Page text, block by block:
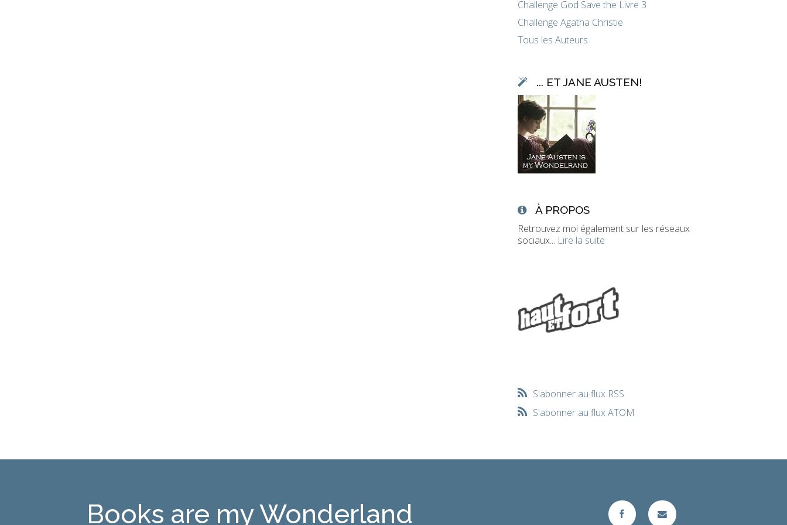
Challenge God Save the Livre 3
Challenge Agatha Christie
Tous les Auteurs
... ET JANE AUSTEN!
À PROPOS
Retrouvez moi également sur les réseaux
sociaux... Lire la suite
S'abonner au flux RSS
S'abonner au flux ATOM
Books are my Wonderland